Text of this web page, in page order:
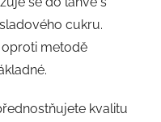
cukru.
oproti metodě
kvalitu